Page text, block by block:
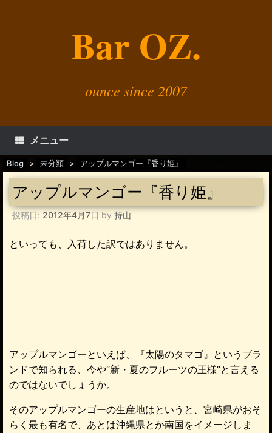
Bar OZ.
ounce since 2007
メニュー
Blog > 未分類 > アップルマンゴー『香り姫』
アップルマンゴー『香り姫』
投稿日: 2012年4月7日 by 持山
といっても、入荷した訳ではありません。
アップルマンゴーといえば、『太陽のタマゴ』というブラ
ンドで知られる、今や“新・夏のフルーツの王様”と言える
のではないでしょうか。
そのアップルマンゴーの生産地はというと、宮崎県がおそ
らく最も有名で、あとは沖縄県とか南国をイメージしま